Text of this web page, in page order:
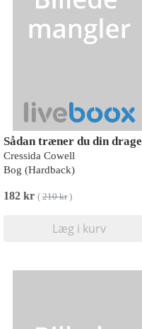
Cressida Cowell
Bog (Hardback)
182 kr ( 210 kr)
Læg i kurv